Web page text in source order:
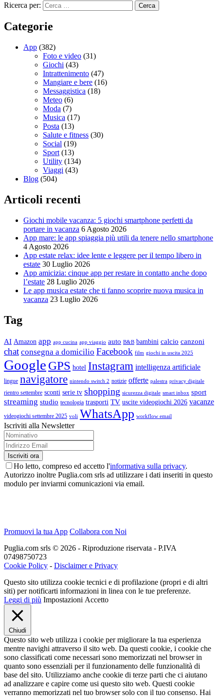
Ricerca per:
Categorie
App (382)
Foto e video (31)
Giochi (43)
Intrattenimento (47)
Mangiare e bere (16)
Messaggistica (18)
Meteo (6)
Moda (7)
Musica (17)
Posta (13)
Salute e fitness (30)
Social (19)
Sport (13)
Utility (134)
Viaggi (43)
Blog (504)
Articoli recenti
Giochi mobile vacanza: 5 giochi smartphone perfetti da
portare in vacanza 6 Agosto 2026
App mare: le app spiaggia più utili da tenere nello smartphone
4 Agosto 2026
App estate relax: idee lente e leggere per il tempo libero in
estate 30 Luglio 2026
App amicizia: cinque app per restare in contatto anche dopo
l’estate 28 Luglio 2026
Le app musica estate che ti fanno scoprire nuova musica in
vacanza 23 Luglio 2026
Tag
AI Amazon app app cucina app viaggio auto B&B bambini calcio canzoni
chat consegna a domicilio Facebook film giochi in uscita 2025
Google GPS hotel Instagram intelligenza artificiale
lingue navigatore nintendo switch 2 notizie offerte palestra privacy digitale
rientro settembre sconti serie tv shopping sicurezza digitale smart inbox sport
streaming studio tecnologia trasporti TV uscite videogiochi 2026 vacanze
videogiochi settembre 2025 voli WhatsApp workflow email
Iscriviti alla Newsletter
Ho letto, compreso ed accetto l'informativa sulla privacy.
Autorizzo inoltre Puglia.com srls ad utilizzare i dati inseriti in questo
modulo per inviarmi comunicazioni via email.
Promuovi la tua App Collabora con Noi
Puglia.com srls © 2026 - Riproduzione riservata - P.IVA
07498750723
Cookie Policy - Disclaimer e Privacy
Questo sito utilizza cookie tecnici e di profilazione (propri e di altri
siti) per notificarti informazioni in linea con le tue preferenze.
Leggi di più Impostazioni Accetto
Chiudi
Questo sito web utilizza i cookie per migliorare la tua esperienza
mentre navighi attraverso il sito web. Da questi cookie, i cookie che
sono classificati come necessari sono memorizzati nel browser in
quanto sono essenziali per il funzionamento delle funzionalità di
base del sito. Utilizziamo anche cookie di terze parti che ci aiutano
ad analizzare e capire come usi questo sito web. Questi cookie
verranno memorizzati nel tuo browser solo con il tuo consenso. Hai